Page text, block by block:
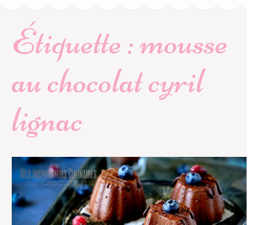
Étiquette :mousse
au chocolat cyril
lignac